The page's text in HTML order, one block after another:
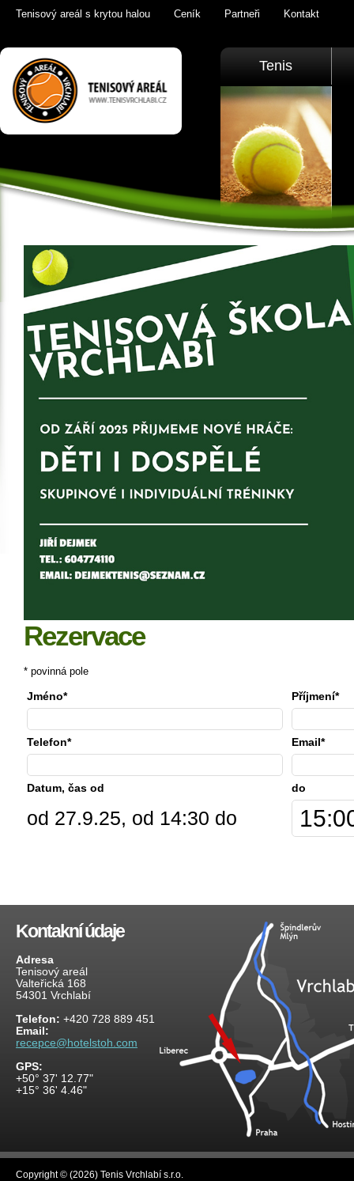
Tenisový areál s krytou halou Ceník Partneři Kontakt
Tenis Vrchlabí
golfový trenažér,
sauna,
KrkonošeTenis
Tenis
Rezervace
* povinná pole
Jméno* Příjmení*
Telefon* Email*
Datum, čas od do
od 27.9.25, od 14:30 do
Kontakní údaje
Adresa
Tenisový areál
Valteřická 168
54301 Vrchlabí
Telefon: +420 728 889 451
Email:
recepce@hotelstoh.com
GPS:
+50° 37' 12.77"
+15° 36' 4.46"
Copyright © (2026) Tenis Vrchlabí s.r.o.